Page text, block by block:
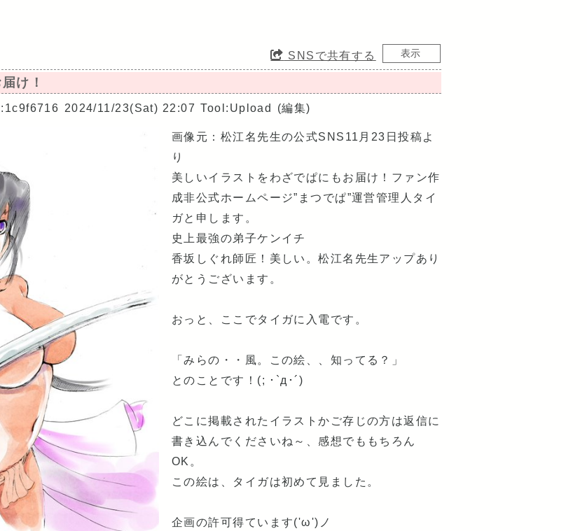
SNSで共有する
け！
2024/11/23(Sat) 22:07 Tool:Upload (編集)
画像元：松江名先生の公式SNS11月23日投稿よ
り
美しいイラストをわざでぱにもお届け！ファン作
成非公式ホームページ”まつでぱ”運営管理人タイ
ガと申します。
史上最強の弟子ケンイチ
香坂しぐれ師匠！美しい。松江名先生アップあり
がとうございます。
おっと、ここでタイガに入電です。
「みらの・・風。この絵、、知ってる？」
とのことです！(; ･`д･´)
どこに掲載されたイラストかご存じの方は返信に
書き込んでくださいね～、感想でももちろん
OK。
この絵は、タイガは初めて見ました。
企画の許可得ています('ω')ノ